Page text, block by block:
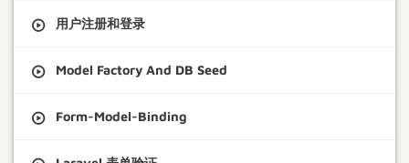
用户注册和登录
Model Factory And DB Seed
Form-Model-Binding